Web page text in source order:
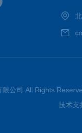
公司 All Rights
技术支